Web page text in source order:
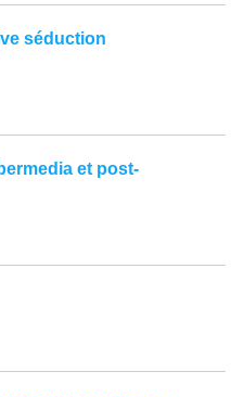
séduction
et post-